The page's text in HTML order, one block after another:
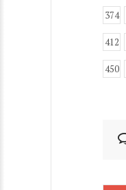
374
412
450